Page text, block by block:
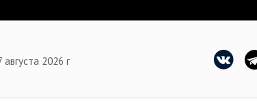
августа 2026 г